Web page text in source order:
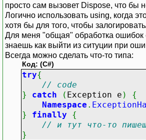
}
}
catch {
}
}
}
просто сам вызовет Dispose, что бы
Логично использовать using, когда
хотя бы для того, чтобы
Для меня "общая" обработка ошибок
знаешь как выйти из ситуции при
Всегда можно сделать что-то типа:
Код: (C#)
try{
// code
}
catch ( Exception e )
{
Namespace .
}
finally
{
// и тут что-то
}